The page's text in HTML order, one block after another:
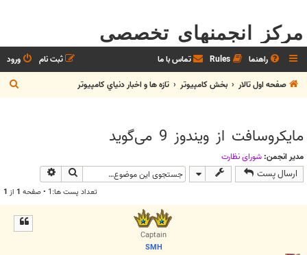
مرکز انجمنهای تخصصی
راهنما Rules تماس با ما ورود
ثبت نام
صفحه اول تالار
بخش كامپيوتر تازه ها و اخبار دنياي کامپيوتر
س
مایکروسافت از ویندوز 9 می‌گوید
مدیر انجمن: شوراي نظارت
ارسال پست جستجو
تعداد پست ها:1 • صفحه 1 از 1
Captain
SMH